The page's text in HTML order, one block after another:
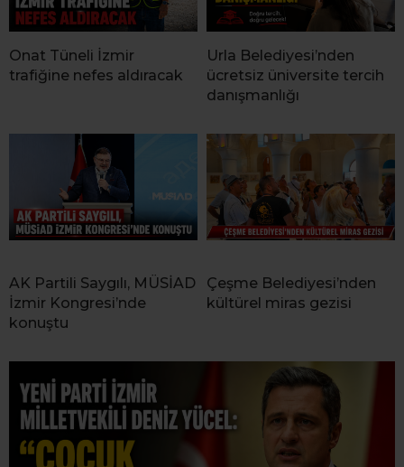
Onat Tüneli İzmir
trafiğine nefes aldıracak
Urla Belediyesi’nden
ücretsiz üniversite tercih
danışmanlığı
AK Partili Saygılı, MÜSİAD
İzmir Kongresi’nde
konuştu
Çeşme Belediyesi’nden
kültürel miras gezisi